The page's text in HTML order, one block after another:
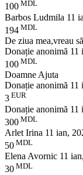
100 MDL
Barbos Ludmila 11
194 MDL
De ziua mea,vreau
Donație anonimă 11
100 MDL
Doamne Ajuta
Donație anonimă 11
3 EUR
Donație anonimă 11
300 MDL
Arlet Irina 11 ian,
50 MDL
Elena Avornic 11
30 MDL